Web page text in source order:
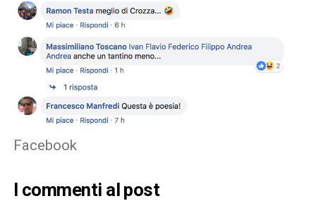
Facebook
I commenti al post